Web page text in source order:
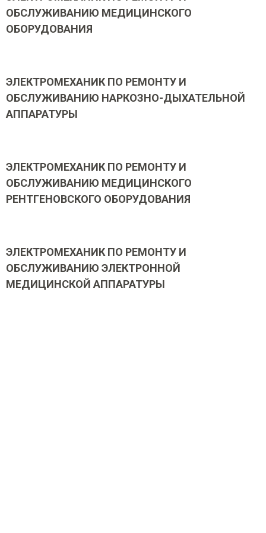
ОБСЛУЖИВАНИЮ МЕДИЦИНСКОГО
ОБОРУДОВАНИЯ
ЭЛЕКТРОМЕХАНИК ПО РЕМОНТУ И
ОБСЛУЖИВАНИЮ НАРКОЗНО-ДЫХАТЕЛЬНОЙ
АППАРАТУРЫ
ЭЛЕКТРОМЕХАНИК ПО РЕМОНТУ И
ОБСЛУЖИВАНИЮ МЕДИЦИНСКОГО
РЕНТГЕНОВСКОГО ОБОРУДОВАНИЯ
ЭЛЕКТРОМЕХАНИК ПО РЕМОНТУ И
ОБСЛУЖИВАНИЮ ЭЛЕКТРОННОЙ
МЕДИЦИНСКОЙ АППАРАТУРЫ